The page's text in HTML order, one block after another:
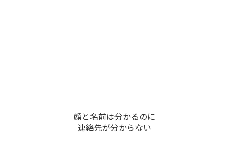
顔と名前は分かるのに
連絡先が分からない